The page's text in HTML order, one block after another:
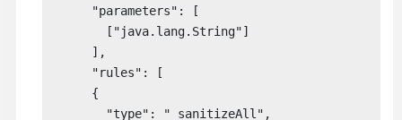
      "parameters": [
        ["java.lang.String"]
      ],
      "rules": [
      {
        "type": " sanitizeAll",